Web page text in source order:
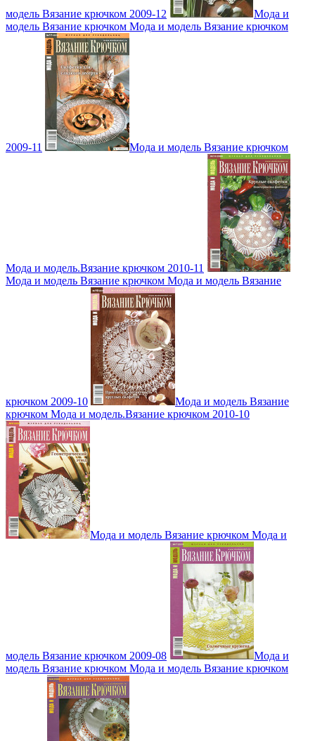
модель Вязание крючком 2009-12
Мода и
модель Вязание крючком Мода и модель Вязание крючком
2009-11 Мода и модель Вязание крючком
Мода и модель.Вязание крючком 2010-11
Мода и модель Вязание крючком Мода и модель Вязание
крючком 2009-10
Мода и модель Вязание
крючком Мода и модель.Вязание крючком 2010-10
Мода и модель Вязание крючком Мода и
модель Вязание крючком 2009-08
Мода и
модель Вязание крючком Мода и модель Вязание крючком